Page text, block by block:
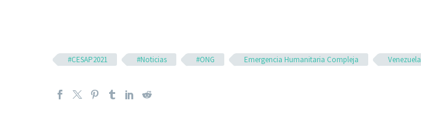
#CESAP2021 #Noticias #ONG Emergencia Humanitaria Compleja Venezuela